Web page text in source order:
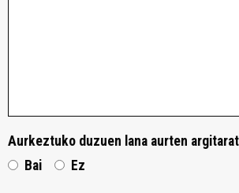
Aurkeztuko duzuen lana aurten
Bai
Ez